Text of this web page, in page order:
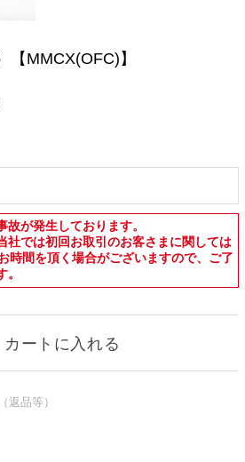
【MMCX(OFC)】
が発生しております。
社では初回お取引のお客さまに関しては
時間を頂く場合がございますので、ご了
カートに入れる
返品等）